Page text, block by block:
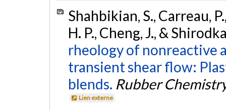
Shahbikian, S., Carreau,
H. P., Cheng, J., &
rheology of nonreactive
transient shear flow:
blends. Rubber
Lien externe